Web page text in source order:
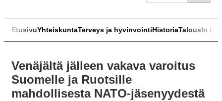
EtusivuYhteiskuntaTerveys ja hyvinvointiHistoriaTalousIn
Venäjältä jälleen vakava varoitus
Suomelle ja Ruotsille
mahdollisesta NATO-jäsenyydestä